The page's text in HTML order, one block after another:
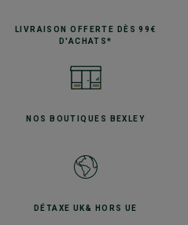
LIVRAISON OFFERTE
DÈS 99€
D'ACHATS*
NOS BOUTIQUES BEXLEY
DÉTAXE UK& HORS UE